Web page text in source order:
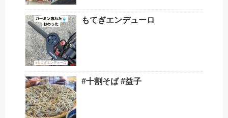
もてぎエンデューロ
#十割そば #益子